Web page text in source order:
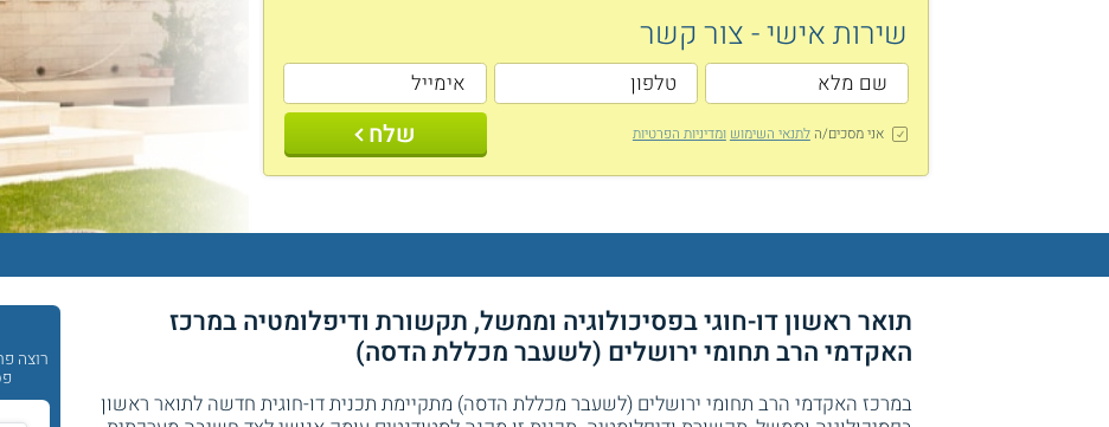
שירות אישי - צור קשר
אני מסכים/הלתנאי השימוש ומדיניות הפרטיות שלח
תואר ראשון דו-חוגי בפסיכולוגיה וממשל, תקשורת ודיפלומטיה במרכז
האקדמי הרב תחומי ירושלים (לשעבר מכללת הדסה)
במרכז האקדמי הרב תחומי ירושלים (לשעבר מכללת הדסה) מתקיימת תכנית דו-חוגית חדשה לתואר ראשון
רוצה